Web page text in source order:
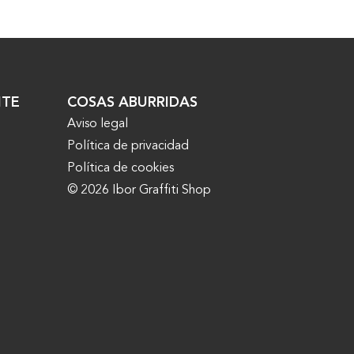
COSAS ABURRIDAS
Aviso legal
Política de privacidad
Política de cookies
© 2026 Ibor Graffiti Shop